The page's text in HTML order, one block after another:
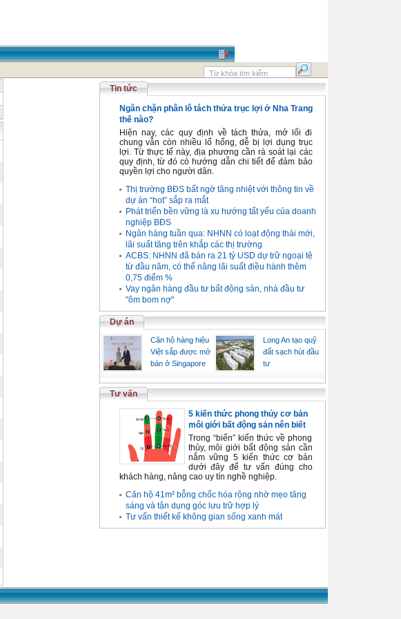
Tin tức
Ngăn chặn phân lô tách thửa trục lợi ở Nha Trang
thế nào?
Hiện nay, các quy định về tách thửa, mở lối đi
chung vẫn còn nhiều lổ hổng, dễ bị lợi dụng trục
lợi. Từ thực tế này, địa phương cần rà soát lại các
quy định, từ đó có hướng dẫn chi tiết để đảm bảo
quyền lợi cho người dân.
Thị trường BĐS bất ngờ tăng nhiệt với thông tin về
dự án “hot” sắp ra mắt
Phát triển bền vững là xu hướng tất yếu của doanh
nghiệp BĐS
Ngân hàng tuần qua: NHNN có loạt động thái mới,
lãi suất tăng trên khắp các thị trường
ACBS: NHNN đã bán ra 21 tỷ USD dự trữ ngoại tệ
từ đầu năm, có thể nâng lãi suất điều hành thêm
0,75 điểm %
Vay ngân hàng đầu tư bất động sản, nhà đầu tư
"ôm bom nợ"
Dự án
Căn hộ hàng hiệu
Việt sắp được mở
bán ở Singapore
Long An tạo quỹ
đất sạch hút đầu
tư
Tư vấn
5 kiến thức phong thủy cơ bản
môi giới bất động sản nên biết
Trong “biển” kiến thức về phong
thủy, môi giới bất động sản cần
nắm vững 5 kiến thức cơ bản
dưới đây để tư vấn đúng cho
khách hàng, nâng cao uy tín nghề nghiệp.
Căn hộ 41m² bỗng chốc hóa rộng nhờ mẹo tăng
sáng và tận dụng góc lưu trữ hợp lý
Tư vấn thiết kế không gian sống xanh mát